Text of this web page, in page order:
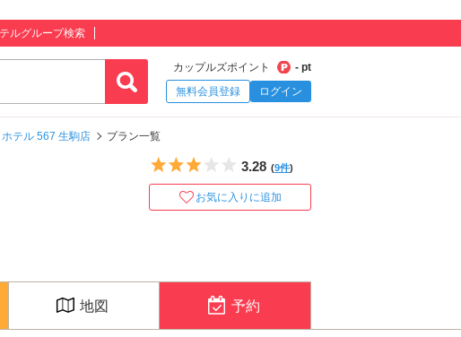
ルグループ検索
カップルズポイント
- pt
無料会員登録
ログイン
ホテル 567 生駒店 プラン一覧
5つ星のうち3
3.28 (9件)
お気に入りに追加
地図 予約